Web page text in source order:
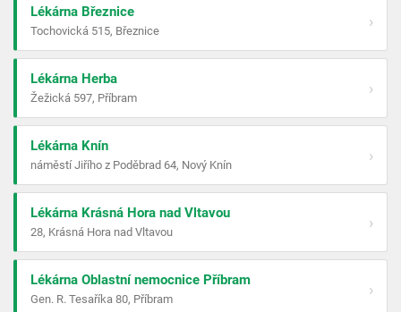
Lékárna Březnice
Tochovická 515, Březnice
›
Lékárna Herba
Žežická 597, Příbram
›
Lékárna Knín
náměstí Jiřího z Poděbrad 64, Nový Knín
›
Lékárna Krásná Hora nad Vltavou
28, Krásná Hora nad Vltavou
›
Lékárna Oblastní nemocnice Příbram
Gen. R. Tesaříka 80, Příbram
›